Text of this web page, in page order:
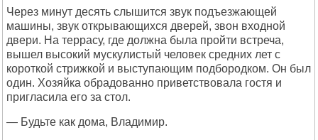
Через минут десять слышится звук подъезжающей
машины, звук открывающихся дверей, звон входной
двери. На террасу, где должна была пройти встреча,
вышел высокий мускулистый человек средних лет с
короткой стрижкой и выступающим подбородком. Он был
один. Хозяйка обрадованно приветствовала гостя и
пригласила его за стол.
— Будьте как дома, Владимир.